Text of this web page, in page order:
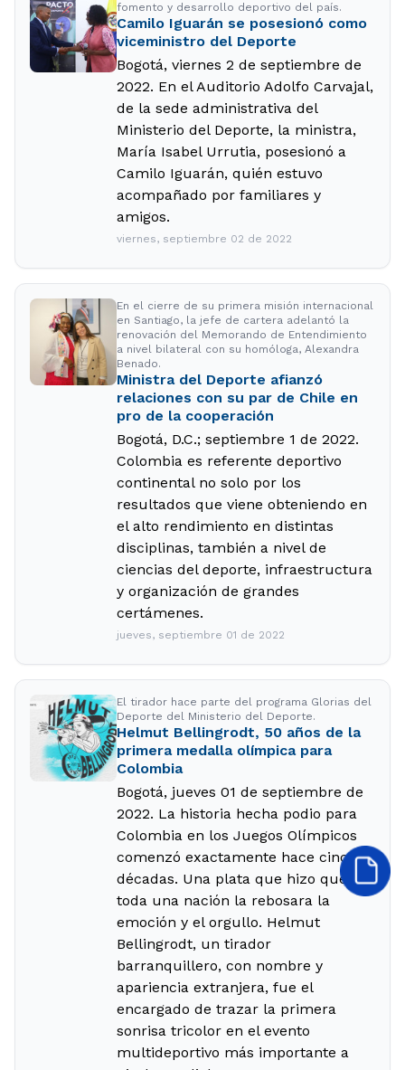
fomento y desarrollo deportivo del país.
Camilo Iguarán se posesionó como
viceministro del Deporte
Bogotá, viernes 2 de septiembre de
2022. En el Auditorio Adolfo Carvajal,
de la sede administrativa del
Ministerio del Deporte, la ministra,
María Isabel Urrutia, posesionó a
Camilo Iguarán, quién estuvo
acompañado por familiares y
amigos.
viernes, septiembre 02 de 2022
En el cierre de su primera misión internacional
en Santiago, la jefe de cartera adelantó la
renovación del Memorando de Entendimiento
a nivel bilateral con su homóloga, Alexandra
Benado.
Ministra del Deporte afianzó
relaciones con su par de Chile en
pro de la cooperación
Bogotá, D.C.; septiembre 1 de 2022.
Colombia es referente deportivo
continental no solo por los
resultados que viene obteniendo en
el alto rendimiento en distintas
disciplinas, también a nivel de
ciencias del deporte, infraestructura
y organización de grandes
certámenes.
jueves, septiembre 01 de 2022
El tirador hace parte del programa Glorias del
Deporte del Ministerio del Deporte.
Helmut Bellingrodt, 50 años de la
primera medalla olímpica para
Colombia
Bogotá, jueves 01 de septiembre de
2022. La historia hecha podio para
Colombia en los Juegos Olímpicos
comenzó exactamente hace cinco
décadas. Una plata que hizo que a
toda una nación la rebosara la
emoción y el orgullo. Helmut
Bellingrodt, un tirador
barranquillero, con nombre y
apariencia extranjera, fue el
encargado de trazar la primera
sonrisa tricolor en el evento
multideportivo más importante a